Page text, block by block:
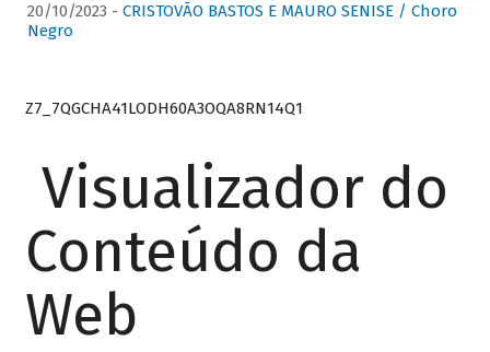
20/10/2023 - CRISTOVÃO BASTOS E MAURO SENISE / Choro
Negro
Z7_7QGCHA41LODH60A3OQA8RN14Q1
Visualizador do
Conteúdo da
Web